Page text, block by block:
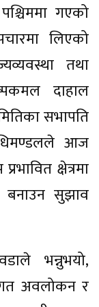
गएको
लिएको
तथा
दाहाल
सभापति
आज
क्षेत्रमा
बनाउन सुझाव
भन्नुभयो,
अवलोकन र